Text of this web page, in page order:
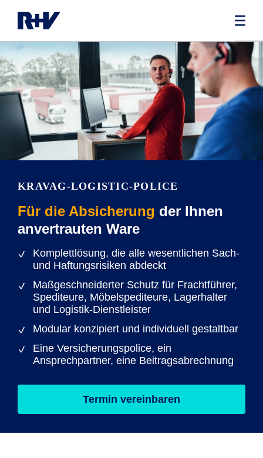
KRAVAG-LOGISTIC-POLICE
Für die Absicherung der Ihnen
anvertrauten Ware
Komplettlösung, die alle wesentlichen Sach-
und Haftungsrisiken abdeckt
Maßgeschneiderter Schutz für Frachtführer,
Spediteure, Möbelspediteure, Lagerhalter
und Logistik-Dienstleister
Modular konzipiert und individuell gestaltbar
Eine Versicherungspolice, ein
Ansprechpartner, eine Beitragsabrechnung
Termin vereinbaren